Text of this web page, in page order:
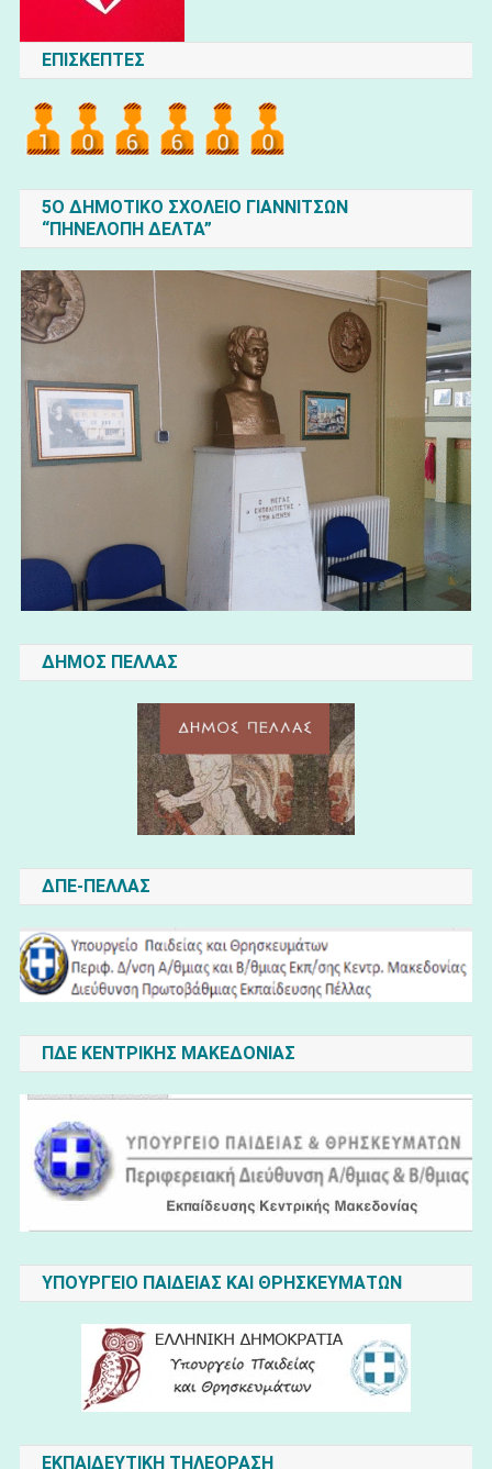
ΕΠΙΣΚΕΠΤΕΣ
5O ΔΗΜΟΤΙΚΟ ΣΧΟΛΕΙΟ ΓΙΑΝΝΙΤΣΩΝ
“ΠΗΝΕΛΟΠΗ ΔΕΛΤΑ”
ΔΗΜΟΣ ΠΕΛΛΑΣ
ΔΠΕ-ΠΕΛΛΑΣ
ΠΔΕ ΚΕΝΤΡΙΚΗΣ ΜΑΚΕΔΟΝΙΑΣ
ΥΠΟΥΡΓΕΙΟ ΠΑΙΔΕΙΑΣ ΚΑΙ ΘΡΗΣΚΕΥΜΑΤΩΝ
ΕΚΠΑΙΔΕΥΤΙΚΗ ΤΗΛΕΟΡΑΣΗ